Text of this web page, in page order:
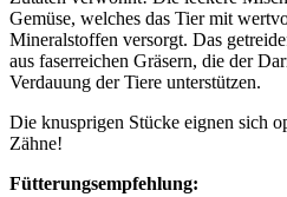
Gemüse, welches das Tier mit
Mineralstoffen versorgt. Das
aus faserreichen Gräsern, die der
Verdauung der Tiere unterstützen.
Die knusprigen Stücke eignen sich
Zähne!
Fütterungsempfehlung: